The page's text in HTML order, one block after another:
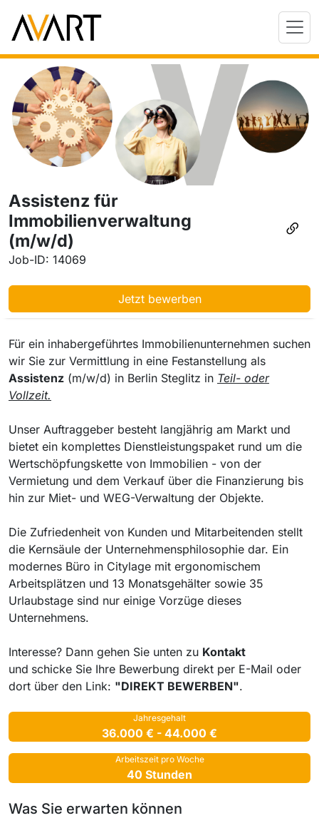
Assistenz für
Immobilienverwaltung
(m/w/d)
Job-ID: 14069
Jetzt bewerben
Für ein inhabergeführtes Immobilienunternehmen suchen
wir Sie zur Vermittlung in eine Festanstellung als
Assistenz (m/w/d) in Berlin Steglitz in Teil- oder
Vollzeit.
Unser Auftraggeber besteht langjährig am Markt und
bietet ein komplettes Dienstleistungspaket rund um die
Wertschöpfungskette von Immobilien - von der
Vermietung und dem Verkauf über die Finanzierung bis
hin zur Miet- und WEG-Verwaltung der Objekte.
Die Zufriedenheit von Kunden und Mitarbeitenden stellt
die Kernsäule der Unternehmensphilosophie dar. Ein
modernes Büro in Citylage mit ergonomischem
Arbeitsplätzen und 13 Monatsgehälter sowie 35
Urlaubstage sind nur einige Vorzüge dieses
Unternehmens.
Interesse? Dann gehen Sie unten zu Kontakt
und schicke Sie Ihre Bewerbung direkt per E-Mail oder
dort über den Link: "DIREKT BEWERBEN".
Jahresgehalt
36.000 € - 44.000 €
Arbeitszeit pro Woche
40 Stunden
Was Sie erwarten können